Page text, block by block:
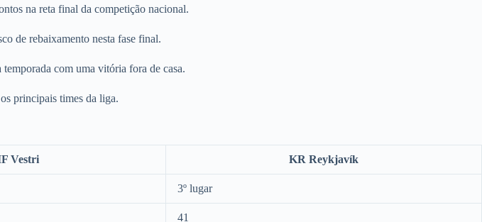
na reta final da competição nacional.
de rebaixamento nesta fase final.
com uma vitória fora de casa.
principais times da liga.
Vestri KR Reykjavík
3º lugar
41